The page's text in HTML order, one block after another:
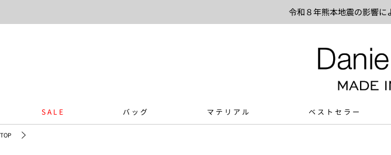
令和８年熊本地震の影響に
SALE バッグ マテリアル ベストセラー
TOP